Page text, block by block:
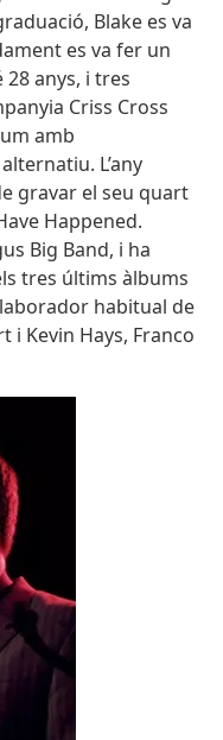
Blake es va
es va fer un
28 anys, i tres
Criss Cross
amb
L’any
gravar el seu quart
Happened.
Big Band, i ha
tres últims àlbums
habitual de
i Kevin Hays, Franco